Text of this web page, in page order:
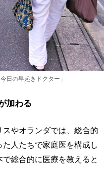
日の早起きドクター」
加わる
やオランダでは、総合的
人たちで家庭医を構成し
総合的に医療を教えると